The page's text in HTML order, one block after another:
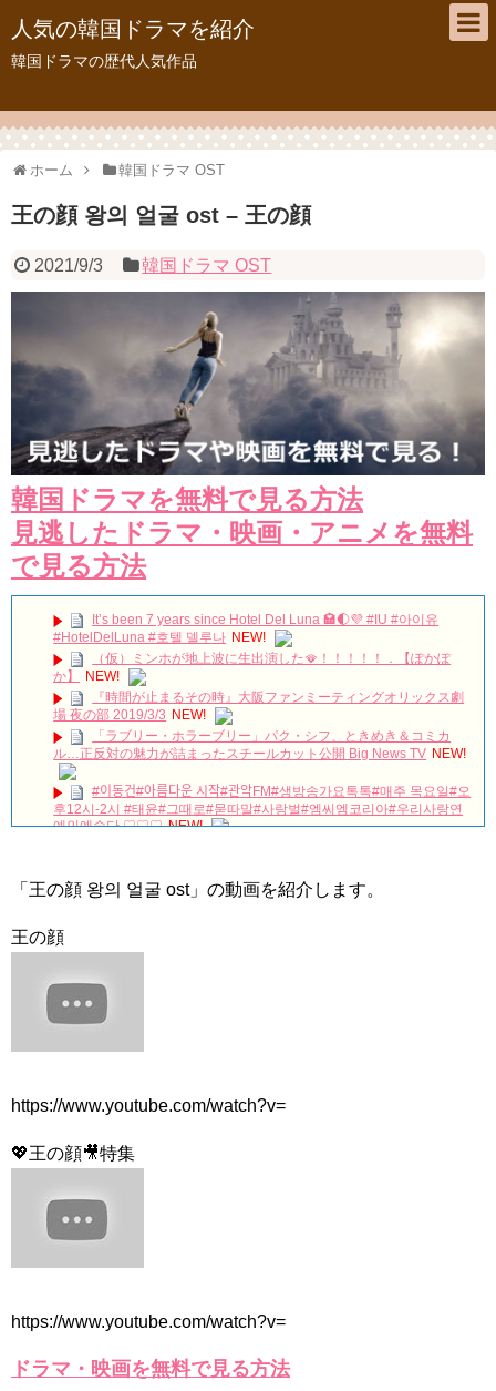
人気の韓国ドラマを紹介
韓国ドラマの歴代人気作品
ホーム 韓国ドラマ OST
王の顔 왕의 얼굴 ost – 王の顔
2021/9/3 韓国ドラマ OST
韓国ドラマを無料で見る方法
見逃したドラマ・映画・アニメを無料
で見る方法
It’s been 7 years since Hotel Del Luna 🏩🌓💜 #IU #아이유
#HotelDelLuna #호텔 델루나 NEW!
（仮）ミンホが地上波に生出演した🪭！！！！！．【ぽかぽ
か】
NEW!
『時間が止まるその時』大阪ファンミーティングオリックス劇
場 夜の部 2019/3/3 NEW!
「ラブリー・ホラーブリー」パク・シフ、ときめき＆コミカ
ル…正反対の魅力が詰まったスチールカット公開 Big News TV NEW!
#이동건#아름다운 시작#관악FM#생방송가요톡톡#매주 목요일#오
후12시-2시 #태윤#그때로#묻따말#사랑벌#엠씨엠코리아#우리사랑연
예인예술단 ♡♡♡ NEW!
#韓国ドラマ100日の郎君様 ★★★★⭐︎
NEW!
ンフン #성훈
ーン、くすぐったいと思ったが…」 Big News TV
新ドラマ「ラブリー・ホラーブリー」放送前に炎上…プロデュ
ーサーの“セウォル号”発言を謝罪 Big News TV
#kdrama #shorts #edit
Defendant》 피고인 EP13
NEW!
「違う（ちがう）・異なる」を韓国語では？「다르다（タル
について
■韓国ドラマ『キング～Two Hearts』予告動画（日本語字幕）
について
yoon kyun sang
ユン・ギュンサン主演「潜入弁護人」第1回特別公開！
ハン・ヘジン 한혜진 – (선공개) 강남 3대 얼짱 출신 &#39;한혜진
언니&#39; (ft. 도여니의 학창시절) | 편 먹고 갈래요? 밥블레스유 2
「王の顔 왕의 얼굴 ost」の動画を紹介します。
王の顔
https://www.youtube.com/watch?v=
💖王の顔🎥特集
https://www.youtube.com/watch?v=
ドラマ・映画を無料で見る方法